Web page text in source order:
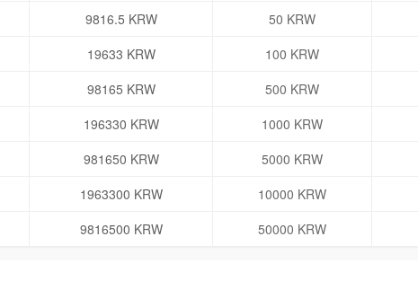
9816.5 KRW 50 KRW
19633 KRW 100 KRW
98165 KRW 500 KRW
196330 KRW 1000 KRW
981650 KRW 5000 KRW
1963300 KRW 10000 KRW
9816500 KRW 50000 KRW